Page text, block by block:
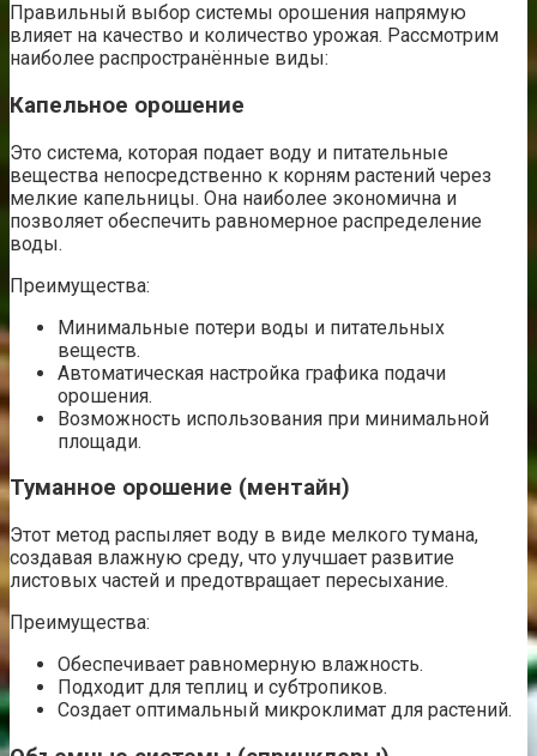
Правильный выбор системы орошения напрямую
влияет на качество и количество урожая. Рассмотрим
наиболее распространённые виды:
Капельное орошение
Это система, которая подает воду и питательные
вещества непосредственно к корням растений через
мелкие капельницы. Она наиболее экономична и
позволяет обеспечить равномерное распределение
воды.
Преимущества:
Минимальные потери воды и питательных
веществ.
Автоматическая настройка графика подачи
орошения.
Возможность использования при минимальной
площади.
Туманное орошение (ментайн)
Этот метод распыляет воду в виде мелкого тумана,
создавая влажную среду, что улучшает развитие
листовых частей и предотвращает пересыхание.
Преимущества:
Обеспечивает равномерную влажность.
Подходит для теплиц и субтропиков.
Создает оптимальный микроклимат для растений.